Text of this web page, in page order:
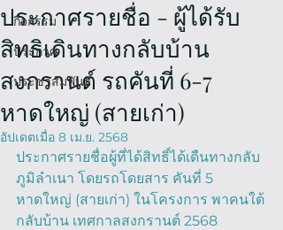
กิจกรรม
ประกาศ
ประชาสัมพันธ์
ประกาศรายชื่อ - ผู้ได้รับ
สิทธิเดินทางกลับบ้าน
สงกรานต์ รถคันที่ 6-7
หาดใหญ่ (สายเก่า)
อัปเดตเมื่อ 8 เม.ย. 2568
ประกาศรายชื่อผู้ที่ได้สิทธิ์ได้เดืนทางกลับ
ภูมิลำเนา โดยรถโดยสาร คันที่ 5
หาดใหญ่ (สายเก่า) ในโครงการ พาคนใต้
กลับบ้าน เทศกาลสงกรานต์ 2568